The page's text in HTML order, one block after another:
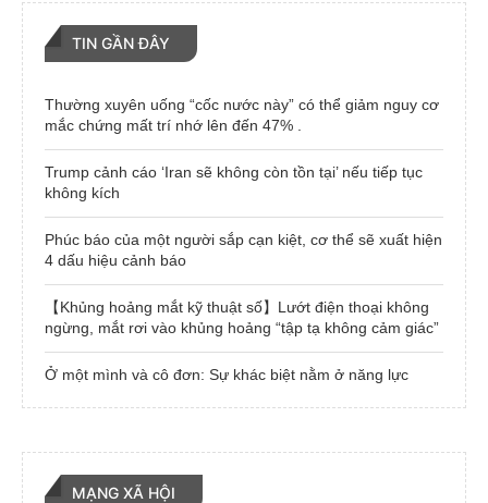
TIN GẦN ĐÂY
Thường xuyên uống “cốc nước này” có thể giảm nguy cơ
mắc chứng mất trí nhớ lên đến 47% .
Trump cảnh cáo ‘Iran sẽ không còn tồn tại’ nếu tiếp tục
không kích
Phúc báo của một người sắp cạn kiệt, cơ thể sẽ xuất hiện
4 dấu hiệu cảnh báo
【Khủng hoảng mắt kỹ thuật số】Lướt điện thoại không
ngừng, mắt rơi vào khủng hoảng “tập tạ không cảm giác”
Ở một mình và cô đơn: Sự khác biệt nằm ở năng lực
MẠNG XÃ HỘI